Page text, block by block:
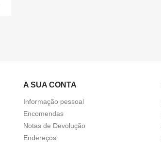
A SUA CONTA
Informação pessoal
Encomendas
Notas de Devolução
Endereços